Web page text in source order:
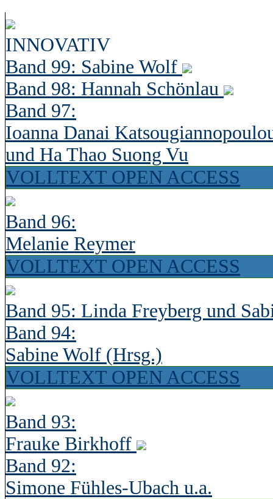
INNOVATIV
Band 99: Sabine Wolf
Band 98: Hannah Schönlau
Band 97:
Ioanna Danai
und Ha Thao Suong Vu
VOLLTEXT OPEN ACCESS
Band 96:
Melanie Reymer
VOLLTEXT OPEN ACCESS
Band 95: Linda Freyberg und
Band 94:
Sabine Wolf (Hrsg.)
VOLLTEXT OPEN ACCESS
Band 93:
Frauke Birkhoff
Band 92:
Simone Fühles-Ubach u.a.